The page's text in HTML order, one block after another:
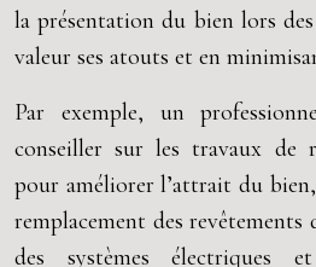
la présentation du bien lors
valeur ses atouts et en
Par exemple, un
conseiller sur les travaux de
pour améliorer l’attrait du
remplacement des revêtements
des systèmes électriques